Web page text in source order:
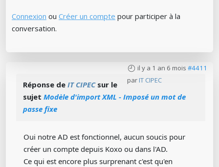
Connexion ou Créer un compte pour participer à la
conversation.
il y a 1 an 6 mois #4411
par IT CIPEC
Réponse de IT CIPECsur le
sujet Modèle d'import XML - Imposé un mot de
passe fixe
Oui notre AD est fonctionnel, aucun soucis pour
créer un compte depuis Koxo ou dans l'AD.
Ce qui est encore plus surprenant c'est qu'en